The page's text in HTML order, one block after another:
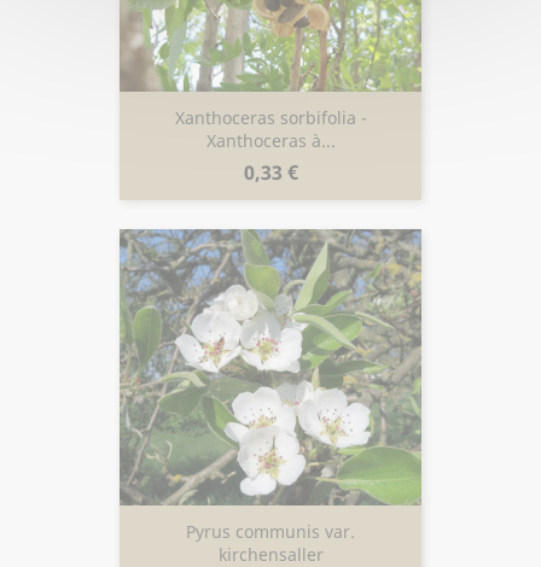
Xanthoceras sorbifolia -
Xanthoceras à...
Prix
0,33 €
Pyrus communis var.
kirchensaller